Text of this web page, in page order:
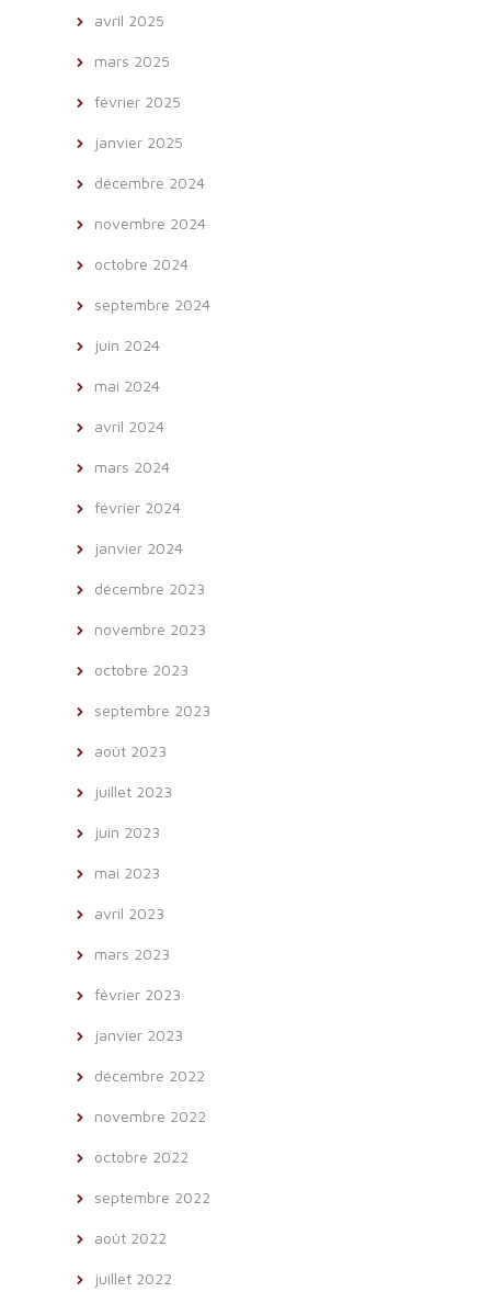
avril 2025
mars 2025
février 2025
janvier 2025
décembre 2024
novembre 2024
octobre 2024
septembre 2024
juin 2024
mai 2024
avril 2024
mars 2024
février 2024
janvier 2024
décembre 2023
novembre 2023
octobre 2023
septembre 2023
août 2023
juillet 2023
juin 2023
mai 2023
avril 2023
mars 2023
février 2023
janvier 2023
décembre 2022
novembre 2022
octobre 2022
septembre 2022
août 2022
juillet 2022